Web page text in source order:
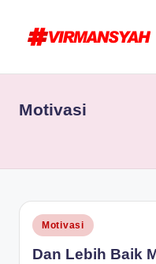
R
A
N
S
Y
//
for
Motivasi
Posted
in
Motivasi
Dan Lebih Baik